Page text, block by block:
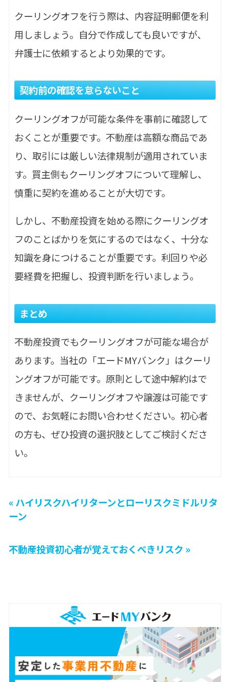
クーリングオフを行う際は、内容証明郵便を利
用しましょう。自分で作成しても良いですが、
弁護士に依頼するとより効果的です。
契約前の確認を怠らないこと
クーリングオフが可能な条件を事前に確認して
おくことが重要です。不動産は高額な商品であ
り、取引には厳しい法律規制が適用されていま
す。買主側もクーリングオフについて理解し、
慎重に契約を進めることが大切です。
しかし、不動産投資を始める際にクーリングオ
フのことばかりを気にするのではなく、十分な
知識を身につけることが重要です。利回りや必
要経費を把握し、投資判断を行いましょう。
まとめ
不動産投資でもクーリングオフが可能な場合が
あります。当社の「エードMYバンク」はクーリ
ングオフが可能です。原則として途中解約はで
きませんが、クーリングオフや譲渡は可能です
ので、お気軽にお問い合わせください。初心者
の方も、ぜひ投資の選択肢としてご検討くださ
い。
« ハイリスクハイリターンとローリスクミドルリタ
ーン
不動産投資初心者が覚えておくべきリスク »